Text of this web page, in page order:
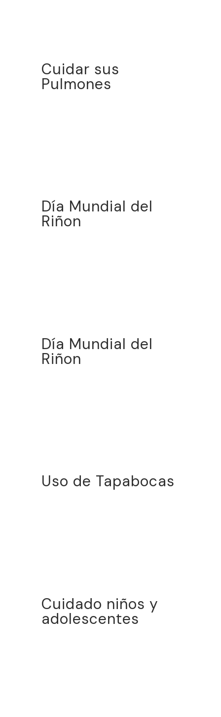
Cuidar sus
Pulmones
Día Mundial del
Riñon
Día Mundial del
Riñon
Uso de Tapabocas
Cuidado niños y
adolescentes